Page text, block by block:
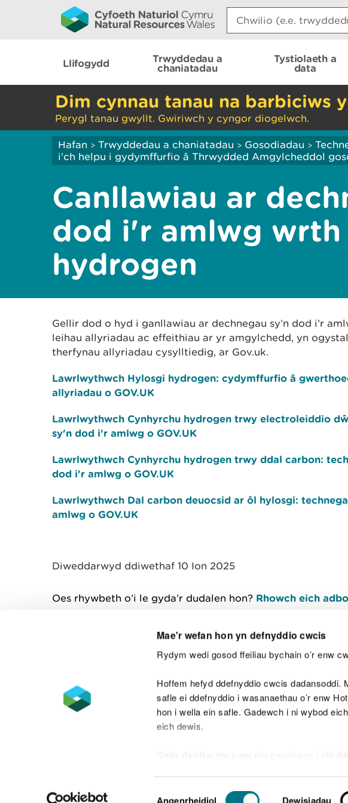
Mae'r wefan hon yn defnyddio cwcis
Rydym wedi gosod ffeiliau bychain o’r enw
Hoffem hefyd ddefnyddio cwcis dadansoddi.
safle ei ddefnyddio i wasanaethau o’r enw
hon i wella ein safle. Gadewch i ni wybod
eich dewis.
darllen mwy am ein cwcis
Angenrheidiol Dewisiadau
Search:
Llifogydd
Trwyddedau a
chaniatadau
Tystiolaeth a
data
Dim cynnau tanau na barbiciws
Perygl tanau gwyllt. Gwiriwch y cyngor diogelwch.
Hafan > Trwyddedau a chaniatadau > Gosodiadau >
i'ch helpu i gydymffurfio â Thrwydded Amgylcheddol
Canllawiau ar
dod i'r amlwg wrth
hydrogen
Gellir dod o hyd i ganllawiau ar dechnegau sy’n dod i’r
leihau allyriadau ac effeithiau ar yr amgylchedd, yn
therfynau allyriadau cysylltiedig, ar Gov.uk.
Lawrlwythwch Hylosgi hydrogen: cydymffurfio â
allyriadau o GOV.UK
Lawrlwythwch Cynhyrchu hydrogen trwy electroleiddio
sy'n dod i'r amlwg o GOV.UK
Lawrlwythwch Cynhyrchu hydrogen trwy ddal carbon:
dod i'r amlwg o GOV.UK
Lawrlwythwch Dal carbon deuocsid ar ôl hylosgi:
amlwg o GOV.UK
Diweddarwyd ddiwethaf 10 Ion 2025
Oes rhywbeth o’i le gyda’r dudalen hon? Rhowch eich
Datganiad hygyrchedd Safonau'r Gymraeg
Datganiad caethwasiaeth fodern